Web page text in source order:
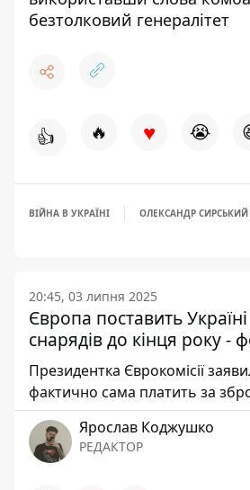
безтолковий генералітет
👍 🔥 ♥ 😭
ВІЙНА В УКРАЇНІ ОЛЕКСАНДР СИРСЬКИЙ
20:45, 03 липня 2025
Європа поставить
снарядів до кінця року -
Президентка Єврокомісії
фактично сама платить за
Ярослав Коджушко
РЕДАКТОР